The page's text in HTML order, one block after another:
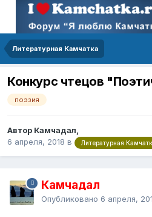
Литературная Камчатка
Конкурс чтецов
поэзия
Автор Камчадал,
6 апреля, 2018 в Литературная
Камчадал
Опубликовано 6 апреля,